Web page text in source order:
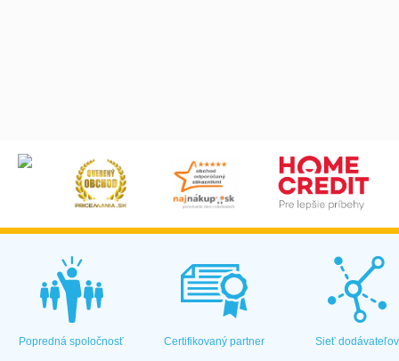
Popredná spoločnosť Certifikovaný partner Sieť dodávateľov